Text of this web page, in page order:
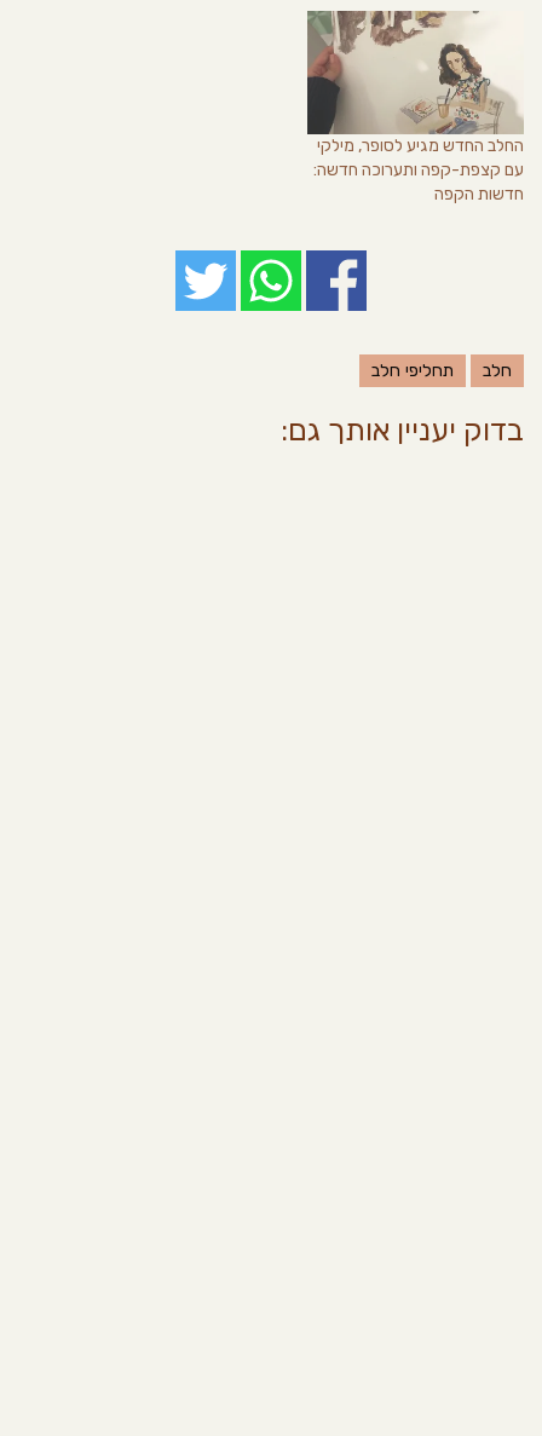
החלב החדש מגיע לסופר, מילקי
עם קצפת-קפה ותערוכה חדשה:
חדשות הקפה
חלב תחליפי חלב
בדוק יעניין אותך גם: